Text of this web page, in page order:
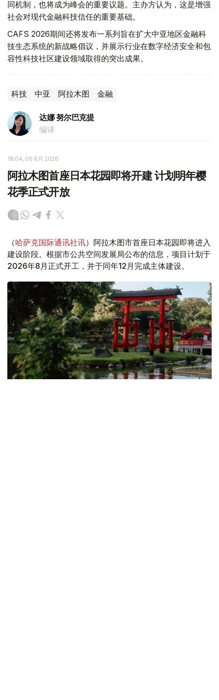
同机制，也将成为峰会的重要议题。主办方认为，这是增强
社会对现代金融科技信任的重要基础。
CAFS 2026期间还将发布一系列旨在扩大中亚地区金融科
技生态系统的新战略倡议，并展示行业在数字经济安全和包
容性科技社区建设领域取得的突出成果。
科技 中亚 阿拉木图 金融
达娜 努尔巴克提
编译
18:04, 06 8月 2026
阿拉木图首座日本花园即将开建 计划明年樱
花季正式开放
（哈萨克国际通讯社讯）阿拉木图市首座日本花园即将进入
建设阶段。根据市公共空间发展局公布的信息，项目计划于
2026年8月正式开工，并于同年12月完成主体建设。